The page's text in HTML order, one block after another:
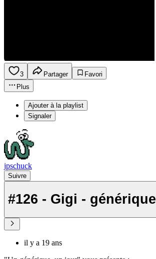
3 Partager
Favori
Plus
Ajouter à la playlist
Signaler
jpschuck
Suivre
#126 - Gigi - générique
il y a 19 ans